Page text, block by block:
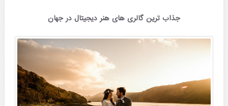
جذاب ترین گالری های هنر دیجیتال در جهان